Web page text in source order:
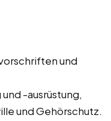
und
-ausrüstung,
und Gehörschutz.